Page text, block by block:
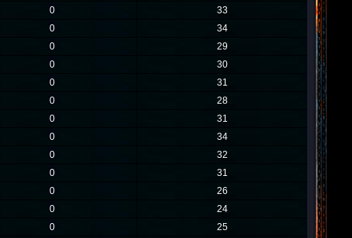
0
33
0
34
0
29
0
30
0
31
0
28
0
31
0
34
0
32
0
31
0
26
0
24
0
25